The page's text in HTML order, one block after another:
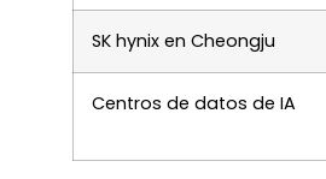
SK hynix en Cheongju
Centros de datos de IA